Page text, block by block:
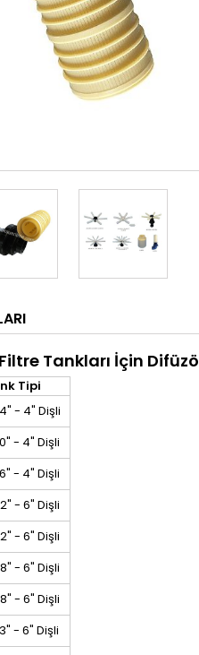
Tankları İçin
Tipi
- 4" Dişli
- 4" Dişli
- 4" Dişli
- 6" Dişli
- 6" Dişli
- 6" Dişli
- 6" Dişli
- 6" Dişli